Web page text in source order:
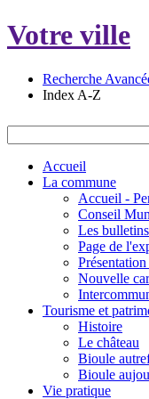
Votre ville
Recherche
Index A-Z
Accueil
La commune
Accueil -
Conseil
Les
Page de
Nouvelle
Tourisme et
Histoire
Le château
Bioule
Bioule
Vie pratique